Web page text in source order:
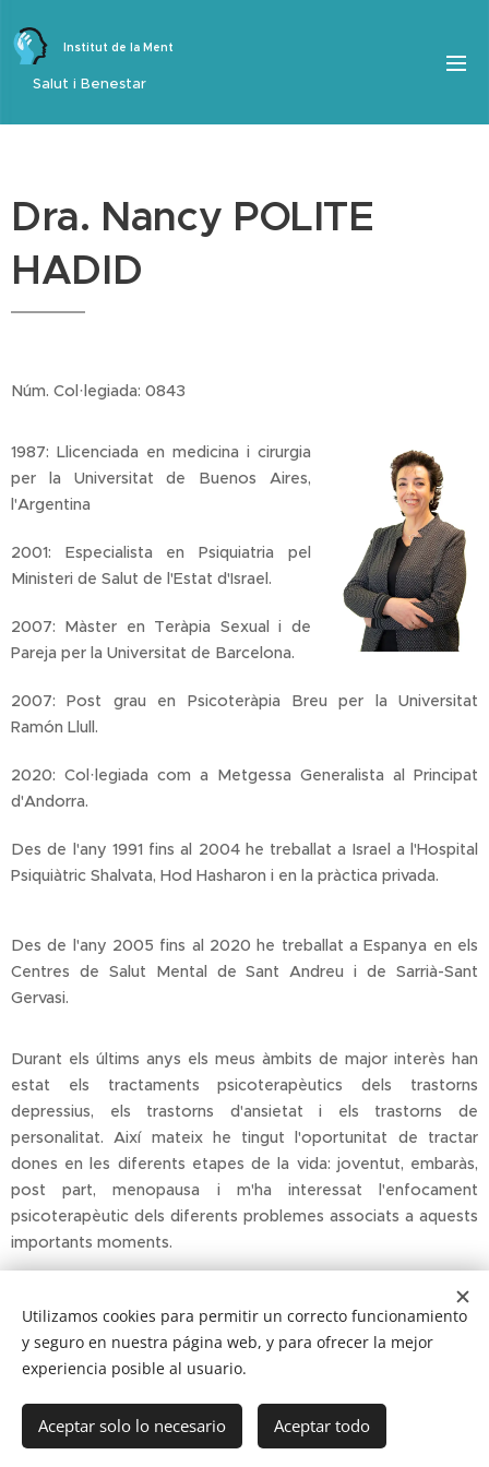
Institut de la Ment
Salut i Benestar
Dra. Nancy POLITE
HADID
Núm. Col·legiada: 0843
1987: Llicenciada en medicina i cirurgia
per la Universitat de Buenos Aires,
l'Argentina
2001: Especialista en Psiquiatria pel
Ministeri de Salut de l'Estat d'Israel.
2007: Màster en Teràpia Sexual i de
Pareja per la Universitat de Barcelona.
2007: Post grau en Psicoteràpia Breu per la Universitat
Ramón Llull.
2020: Col·legiada com a Metgessa Generalista al Principat
d'Andorra.
Des de l'any 1991 fins al 2004 he treballat a Israel a l'Hospital
Psiquiàtric Shalvata, Hod Hasharon i en la pràctica privada.
Des de l'any 2005 fins al 2020 he treballat a Espanya en els
Centres de Salut Mental de Sant Andreu i de Sarrià-Sant
Gervasi.
Durant els últims anys els meus àmbits de major interès han
estat els tractaments psicoterapèutics dels trastorns
depressius, els trastorns d'ansietat i els trastorns de
personalitat. Així mateix he tingut l'oportunitat de tractar
dones en les diferents etapes de la vida: joventut, embaràs,
post part, menopausa i m'ha interessat l'enfocament
psicoterapèutic dels diferents problemes associats a aquests
importants moments.
Avís Legal Política de galetes Política de privacitat
© INSTITUT DE LA MENT 2017. Development by
Llengües
Español
Català
Utilizamos cookies para permitir un correcto funcionamiento
y seguro en nuestra página web, y para ofrecer la mejor
experiencia posible al usuario.
Aceptar solo lo necesario Aceptar todo